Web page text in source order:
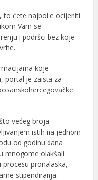
to ćete najbolje ocijeniti
Vam se
i podršci bez koje
koje
portal je zaista za
većeg broja
istih na jednom
od godinu dana
mnogome olakšali
procesu pronalaska,
stipendiranja.